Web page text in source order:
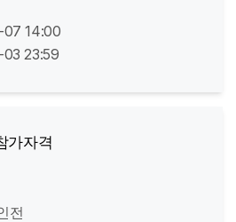
07 14:00
23:59
가자격
전